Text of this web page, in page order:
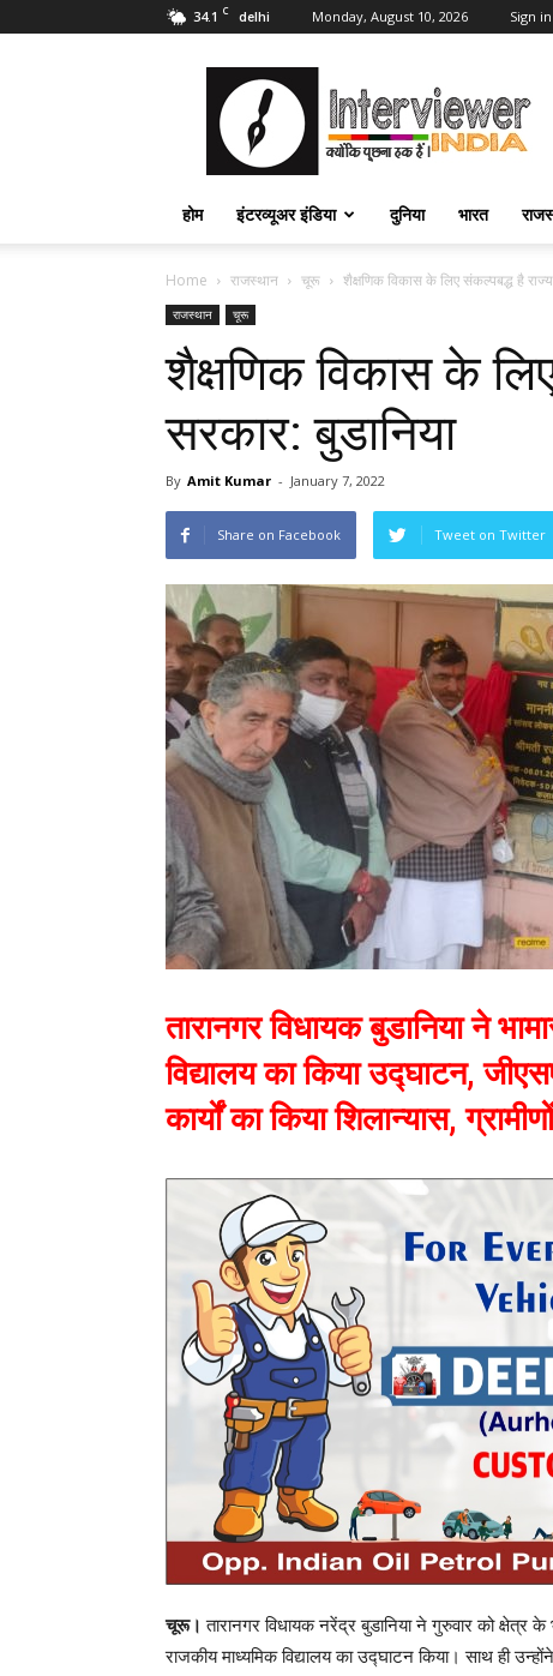
34.1 C delhi Monday, August 10, 2026 Sign
Interviewer
India
इंटरव्यूअर
इंडिया
होम इंटरव्यूअर इंडिया दुनिया भारत
Home राजस्थान चूरू शैक्षणिक विकास के लिए संकल्पबद्ध है
राजस्थान चूरू
शैक्षणिक विकास के
सरकार: बुडानिया
By Amit Kumar - January 7, 2022
Share on Facebook Tweet on Twitter
तारानगर विधायक बुडानिया ने
विद्यालय का किया उद्घाटन,
कार्यों का किया शिलान्यास,
चूरू। तारानगर विधायक नरेंद्र बुडानिया ने गुरुवार को क्षेत्र
राजकीय माध्यमिक विद्यालय का उद्घाटन किया। साथ ही